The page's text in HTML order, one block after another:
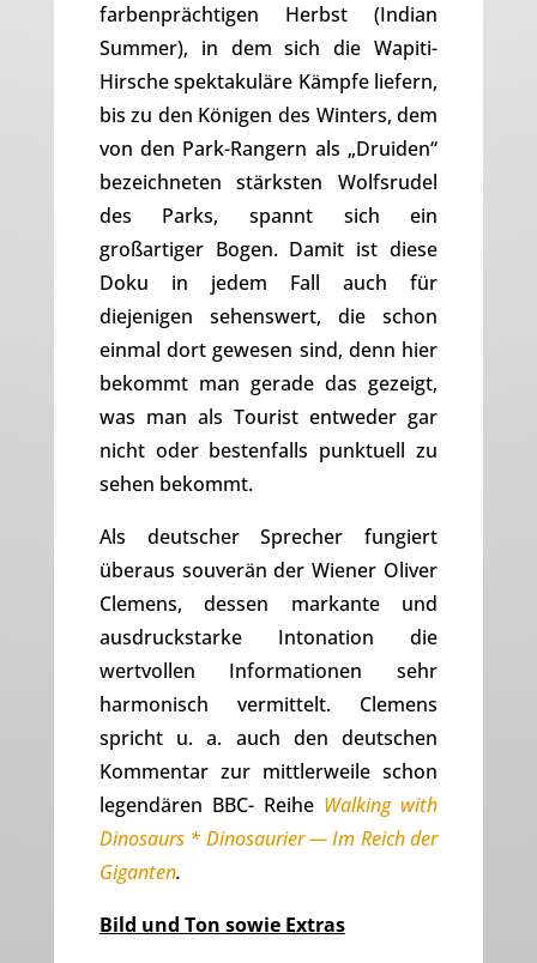
farbenprächtigen Herbst (Indian
Summer), in dem sich die Wapiti-
Hirsche spektakuläre Kämpfe liefern,
bis zu den Königen des Winters, dem
von den Park-Rangern als „Druiden“
bezeichneten stärksten Wolfsrudel
des Parks, spannt sich ein
großartiger Bogen. Damit ist diese
Doku in jedem Fall auch für
diejenigen sehenswert, die schon
einmal dort gewesen sind, denn hier
bekommt man gerade das gezeigt,
was man als Tourist entweder gar
nicht oder bestenfalls punktuell zu
sehen bekommt.
Als deutscher Sprecher fungiert
überaus souverän der Wiener Oliver
Clemens, dessen markante und
ausdruckstarke Intonation die
wertvollen Informationen sehr
harmonisch vermittelt. Clemens
spricht u. a. auch den deutschen
Kommentar zur mittlerweile schon
legendären BBC- Reihe Walking with
Dinosaurs * Dinosaurier — Im Reich der
Giganten.
Bild und Ton sowie Extras